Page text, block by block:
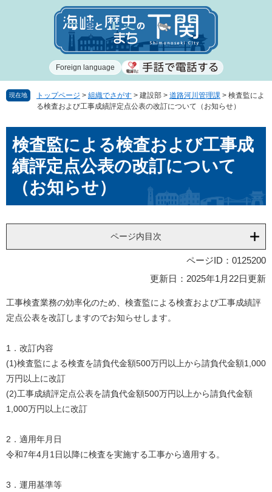
で
ば
Foreign language
現在地 トップページ > 組織でさがす > 建設部 > 道路河川管理課 > 検査監によ
る検査および工事成績評定点公表の改訂について（お知らせ）
文検査監による検査および工事成
績評定点公表の改訂について
（お知らせ）
ページ内目次
ページID：0125200
更新日：2025年1月22日更新
工事検査業務の効率化のため、検査監による検査および工事成績評
定点公表を改訂しますのでお知らせします。
1．改訂内容
(1)検査監による検査を請負代金額500万円以上から請負代金額1,000
万円以上に改訂
(2)工事成績評定点公表を請負代金額500万円以上から請負代金額
1,000万円以上に改訂
2．適用年月日
令和7年4月1日以降に検査を実施する工事から適用する。
3．運用基準等